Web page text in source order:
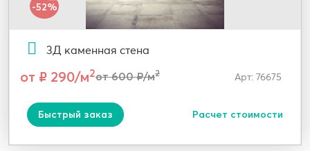
-52%
3Д каменная стена
от ₽ 290/м2от 600 ₽/м2 Арт: 76675
Быстрый заказ Расчет стоимости